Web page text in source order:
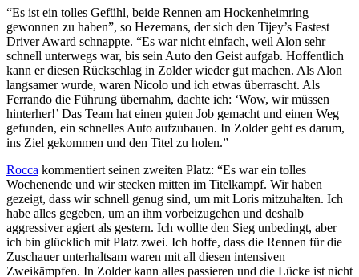
“Es ist ein tolles Gefühl, beide Rennen am Hockenheimring
gewonnen zu haben”, so Hezemans, der sich den Tijey’s Fastest
Driver Award schnappte. “Es war nicht einfach, weil Alon sehr
schnell unterwegs war, bis sein Auto den Geist aufgab. Hoffentlich
kann er diesen Rückschlag in Zolder wieder gut machen. Als Alon
langsamer wurde, waren Nicolo und ich etwas überrascht. Als
Ferrando die Führung übernahm, dachte ich: ‘Wow, wir müssen
hinterher!’ Das Team hat einen guten Job gemacht und einen Weg
gefunden, ein schnelles Auto aufzubauen. In Zolder geht es darum,
ins Ziel gekommen und den Titel zu holen.”
Rocca kommentiert seinen zweiten Platz: “Es war ein tolles
Wochenende und wir stecken mitten im Titelkampf. Wir haben
gezeigt, dass wir schnell genug sind, um mit Loris mitzuhalten. Ich
habe alles gegeben, um an ihm vorbeizugehen und deshalb
aggressiver agiert als gestern. Ich wollte den Sieg unbedingt, aber
ich bin glücklich mit Platz zwei. Ich hoffe, dass die Rennen für die
Zuschauer unterhaltsam waren mit all diesen intensiven
Zweikämpfen. In Zolder kann alles passieren und die Lücke ist nicht